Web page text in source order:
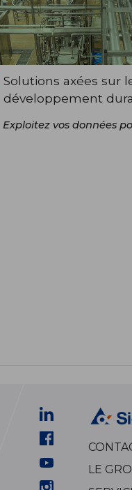
Solutions axées sur
développement
Exploitez vos données
LE